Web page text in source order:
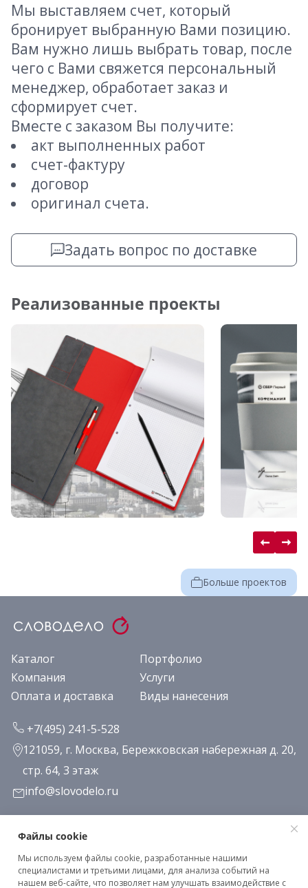
Мы выставляем счет, который
бронирует выбранную Вами позицию.
Вам нужно лишь выбрать товар, после
чего с Вами свяжется персональный
менеджер, обработает заказ и
сформирует счет.
Вместе с заказом Вы получите:
акт выполненных работ
счет-фактуру
договор
оригинал счета.
Задать вопрос по доставке
Реализованные проекты
Больше проектов
Каталог
Портфолио
Компания
Услуги
Оплата и доставка
Виды нанесения
+7(495) 241-5-528
121059, г. Москва, Бережковская набережная д. 20,
стр. 64, 3 этаж
info@slovodelo.ru
Заказать звонок
Подписаться на рассылку
Файлы cookie
Мы используем файлы cookie, разработанные нашими
специалистами и третьими лицами, для анализа событий на
нашем веб-сайте, что позволяет нам улучшать взаимодействие с